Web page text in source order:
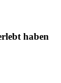
haben